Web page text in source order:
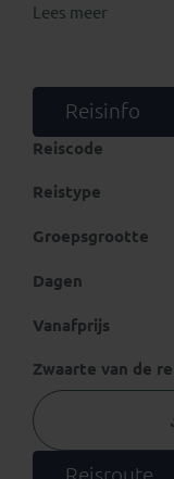
verleden.
karavaansteden
blauwbetegelde
verscheidenheid
woestijnvlaktes
Lees meer
Reisinfo
Reiscode
Reistype
Groepsgrootte
Dagen
Vanafprijs
Zwaarte van de